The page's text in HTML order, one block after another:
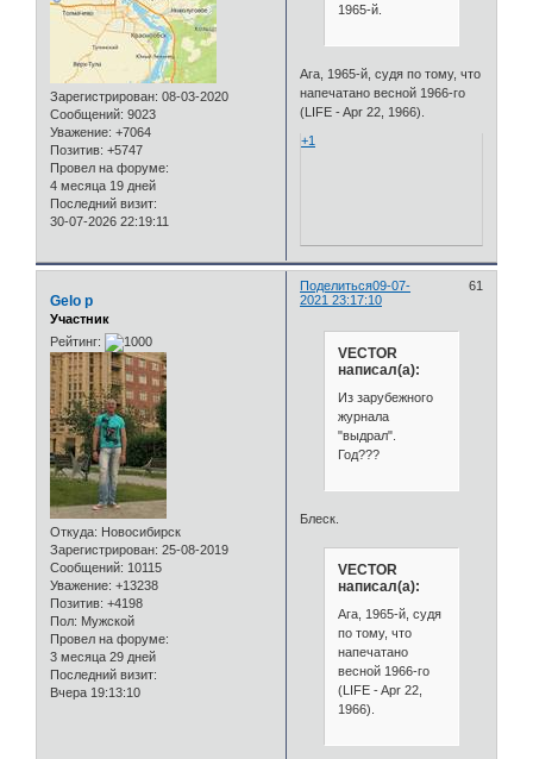
Зарегистрирован: 08-03-2020
Сообщений: 9023
Уважение: +7064
Позитив: +5747
Провел на форуме:
4 месяца 19 дней
Последний визит:
30-07-2026 22:19:11
1965-й.
Ага, 1965-й, судя по тому, что
напечатано весной 1966-го
(LIFE - Apr 22, 1966).
+1
Поделиться 61
09-07-
2021 23:17:10
Gelo p
Участник
Рейтинг:
Откуда: Новосибирск
Зарегистрирован: 25-08-2019
Сообщений: 10115
Уважение: +13238
Позитив: +4198
Пол: Мужской
Провел на форуме:
3 месяца 29 дней
Последний визит:
Вчера 19:13:10
VECTOR
написал(а):
Из зарубежного
журнала
"выдрал".
Год???
Блеск.
VECTOR
написал(а):
Ага, 1965-й, судя
по тому, что
напечатано
весной 1966-го
(LIFE - Apr 22,
1966).